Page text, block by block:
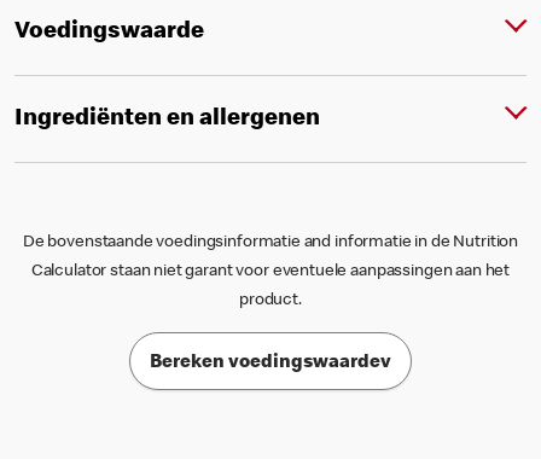
Voedingswaarde
Ingrediënten en allergenen
De bovenstaande voedingsinformatie and informatie in de Nutrition
Calculator staan niet garant voor eventuele aanpassingen aan het
product.
Bereken voedingswaardev